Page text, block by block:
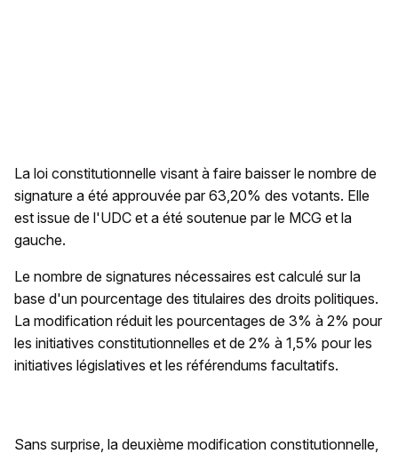
La loi constitutionnelle visant à faire baisser le nombre de
signature a été approuvée par 63,20% des votants. Elle
est issue de l'UDC et a été soutenue par le MCG et la
gauche.
Le nombre de signatures nécessaires est calculé sur la
base d'un pourcentage des titulaires des droits politiques.
La modification réduit les pourcentages de 3% à 2% pour
les initiatives constitutionnelles et de 2% à 1,5% pour les
initiatives législatives et les référendums facultatifs.
Sans surprise, la deuxième modification constitutionnelle,